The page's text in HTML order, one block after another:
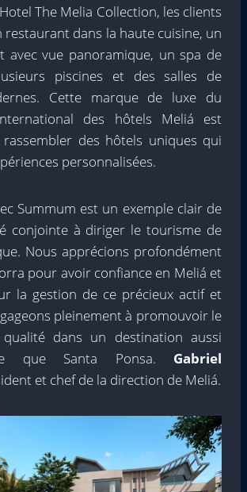
The Melia Collection, les clients
dans la haute cuisine, un
avec vue panoramique, un spa de
piscines et des salles de
Cette marque de luxe du
des hôtels Meliá est
des hôtels uniques qui
personnalisées.
Summum est un exemple clair de
conjointe à diriger le tourisme de
Nous apprécions profondément
pour avoir confiance en Meliá et
la gestion de ce précieux actif et
pleinement à promouvoir le
dans un destination aussi
que Santa Ponsa. Gabriel
et chef de la direction de Meliá.